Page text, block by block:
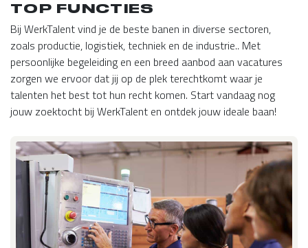
TOP FUNCTIES
Bij WerkTalent vind je de beste banen in diverse sectoren,
zoals productie, logistiek, techniek en de industrie.. Met
persoonlijke begeleiding en een breed aanbod aan vacatures
zorgen we ervoor dat jij op de plek terechtkomt waar je
talenten het best tot hun recht komen. Start vandaag nog
jouw zoektocht bij WerkTalent en ontdek jouw ideale baan!